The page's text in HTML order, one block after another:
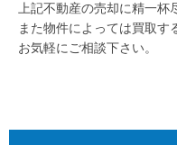
上記不動産の売却に精一杯
また物件によっては買取す
お気軽にご相談下さい。